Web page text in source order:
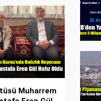
Muharrem